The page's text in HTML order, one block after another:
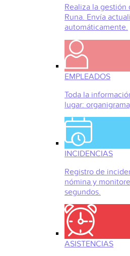
Realiza la gestión
Runa. Envía
automáticamente.
EMPLEADOS
Toda la
lugar:
INCIDENCIAS
Registro de
nómina y
segundos.
ASISTENCIAS